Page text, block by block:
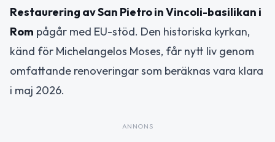
Restaurering av San Pietro in Vincoli-basilikan i
Rom pågår med EU-stöd. Den historiska kyrkan,
känd för Michelangelos Moses, får nytt liv genom
omfattande renoveringar som beräknas vara klara
i maj 2026.
ANNONS